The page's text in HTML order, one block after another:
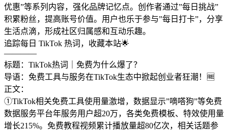
优惠”等系列内容，强化品牌记忆点。创作者通过”每日挑战”
积累粉丝，提高账号价值。用户也乐于参与”每日打卡”，分享
生活点滴，形成社区归属感和互动乐趣。
追踪每日 TikTok 热词，收藏本站🌟
————
标题：TikTok热词｜免费为什么爆了？
导语：免费工具与服务在TikTok生态中掀起创业者狂潮！🆓
正文：
①TikTok相关免费工具使用量激增，数据显示”嘀嗒狗”等免费
数据服务平台年服务用户超20万，各类免费模板、特效使用量
增长215%。免费教程视频累计播放量超80亿次，相关话题参